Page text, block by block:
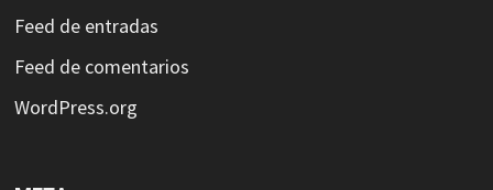
Feed de entradas
Feed de comentarios
WordPress.org